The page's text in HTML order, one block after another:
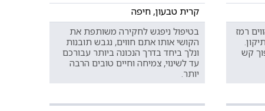
רמז
קש
קרית טבעון, חיפה
בטיפול ניפגש לחקירה משותפת את
הקושי אותו אתם חווים, נגבש תובנות
ונלך ביחד בדרך הנכונה ביותר עבורכם
עד לשינוי, צמיחה וחיים טובים הרבה
יותר.